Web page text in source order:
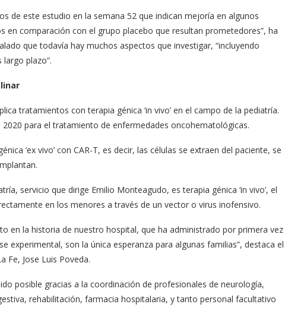
de este estudio en la semana 52 que indican mejoría en algunos
comparación con el grupo placebo que resultan prometedores”, ha
que todavía hay muchos aspectos que investigar, “incluyendo
plazo”.
tratamientos con terapia génica ‘in vivo’ en el campo de la pediatría.
para el tratamiento de enfermedades oncohematológicas.
‘ex vivo’ con CAR-T, es decir, las células se extraen del paciente, se
servicio que dirige Emilio Monteagudo, es terapia génica ‘in vivo’, el
en los menores a través de un vector o virus inofensivo.
en la historia de nuestro hospital, que ha administrado por primera vez
experimental, son la única esperanza para algunas familias”, destaca el
Fe, Jose Luis Poveda.
posible gracias a la coordinación de profesionales de neurología,
rehabilitación, farmacia hospitalaria, y tanto personal facultativo